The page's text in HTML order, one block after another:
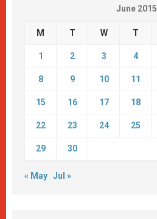
June 2015
M T W T
1 2 3 4
8 9 10 11
15 16 17 18
22 23 24 25
29 30
« May Jul »